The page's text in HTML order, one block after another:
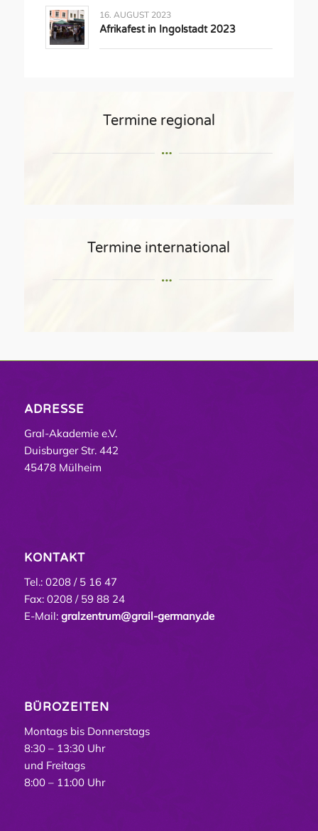
16. AUGUST 2023
Afrikafest in Ingolstadt 2023
Termine regional
Termine international
ADRESSE
Gral-Akademie e.V.
Duisburger Str. 442
45478 Mülheim
KONTAKT
Tel.: 0208 / 5 16 47
Fax: 0208 / 59 88 24
E-Mail: gralzentrum@grail-germany.de
BÜROZEITEN
Montags bis Donnerstags
8:30 – 13:30 Uhr
und Freitags
8:00 – 11:00 Uhr